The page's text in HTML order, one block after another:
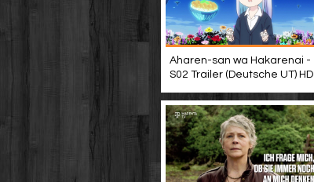
Aharen-san wa Hakarenai -
S02 Trailer (Deutsche UT) HD